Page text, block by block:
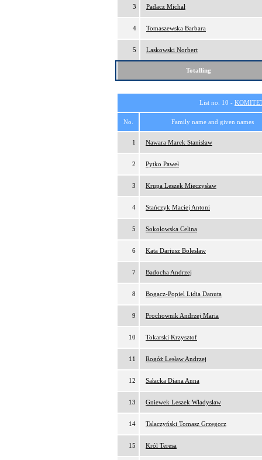
3 Padacz Michał
4 Tomaszewska Barbara
5 Laskowski Norbert
Totalling
List no. 10 -
No. Family name and given names
1 Nawara Marek Stanisław
2 Pytko Paweł
3 Krupa Leszek Mieczysław
4 Stańczyk Maciej Antoni
5 Sokołowska Celina
6 Kata Dariusz Bolesław
7 Badocha Andrzej
8 Bogacz-Popiel Lidia Danuta
9 Prochownik Andrzej Maria
10 Tokarski Krzysztof
11 Rogóż Lesław Andrzej
12 Sałacka Diana Anna
13 Gniewek Leszek Władysław
14 Talaczyński Tomasz Grzegorz
15 Król Teresa